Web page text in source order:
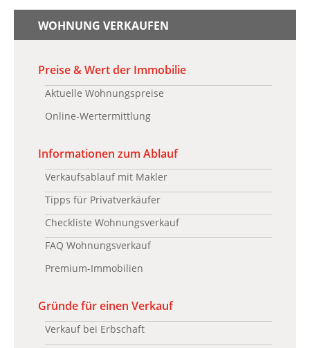
WOHNUNG VERKAUFEN
Preise & Wert der Immobilie
Aktuelle Wohnungspreise
Online-Wertermittlung
Informationen zum Ablauf
Verkaufsablauf mit Makler
Tipps für Privatverkäufer
Checkliste Wohnungsverkauf
FAQ Wohnungsverkauf
Premium-Immobilien
Gründe für einen Verkauf
Verkauf bei Erbschaft